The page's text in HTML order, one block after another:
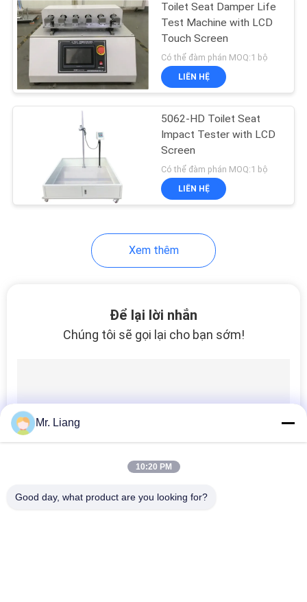
Phòng kiểm tra ăn
mòn
41
Kiểm tra Bao bì ISTA
Thiết bị kiểm tra bao
thiết bị kiểm tra đồ
nội thất
Toilet Seat Damper Life
Test Machine with LCD
Touch Screen
Có thể đàm phán MOQ:1 bộ
LIÊN HỆ
5062-HD Toilet Seat
Impact Tester with LCD
Screen
Có thể đàm phán MOQ:1 bộ
LIÊN HỆ
Xem thêm
Để lại lời nhắn
Chúng tôi sẽ gọi lại cho bạn sớm!
Mr. Liang
10:20 PM
Good day, what product are you looking for?